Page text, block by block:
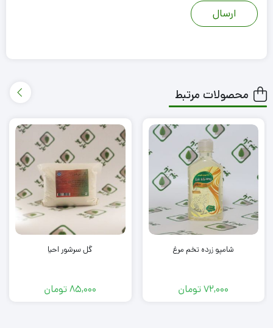
محصولات مرتبط
شامپو زرده تخم مرغ
72,000تومان
گل سرشور احیا
85,000تومان